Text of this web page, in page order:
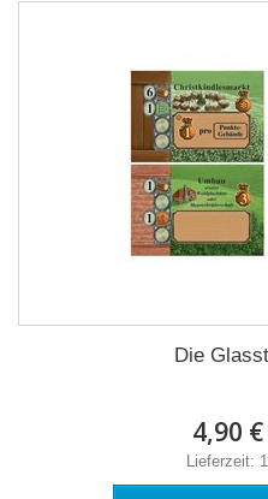
Die
4,90 €
Lieferzeit: